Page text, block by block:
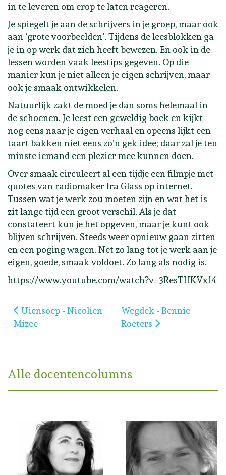
in te leveren om erop te laten reageren.
Je spiegelt je aan de schrijvers in je groep, maar ook
aan ‘grote voorbeelden’. Tijdens de leesblokken ga
je in op werk dat zich heeft bewezen. En ook in de
lessen worden vaak leestips gegeven. Op die
manier kun je niet alleen je eigen schrijven, maar
ook je smaak ontwikkelen.
Natuurlijk zakt de moed je dan soms helemaal in
de schoenen. Je leest een geweldig boek en kijkt
nog eens naar je eigen verhaal en opeens lijkt een
taart bakken niet eens zo’n gek idee; daar zal je ten
minste iemand een plezier mee kunnen doen.
Over smaak circuleert al een tijdje een filmpje met
quotes van radiomaker Ira Glass op internet.
Tussen wat je werk zou moeten zijn en wat het is
zit lange tijd een groot verschil. Als je dat
constateert kun je het opgeven, maar je kunt ook
blijven schrijven. Steeds weer opnieuw gaan zitten
en een poging wagen. Net zo lang tot je werk aan je
eigen, goede, smaak voldoet. Zo lang als nodig is.
https://www.youtube.com/watch?v=3ResTHKVxf4
Vorig artikel: Uiensoep - Nicolien Mizee
Uiensoep - Nicolien
Mizee
Volgende artikel:
Wegdek - Bennie
Roeters
Alle docentencolumns